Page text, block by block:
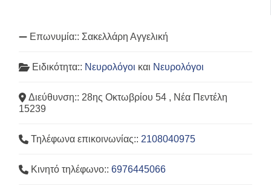
Επωνυμία:: Σακελλάρη Αγγελική
Ειδικότητα:: Νευρολόγοι και Νευρολόγοι
Διεύθυνση:: 28ης Οκτωβρίου 54 , Νέα Πεντέλη
15239
Τηλέφωνα επικοινωνίας:: 2108040975
Κινητό τηλέφωνο::6976445066